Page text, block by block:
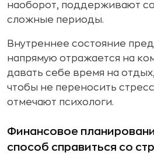
наоборот, поддерживают
сложные периоды.
Внутреннее состояние
напрямую отражается на
давать себе время на
чтобы не переносить
отмечают психологи.
Финансовое
способ справиться со